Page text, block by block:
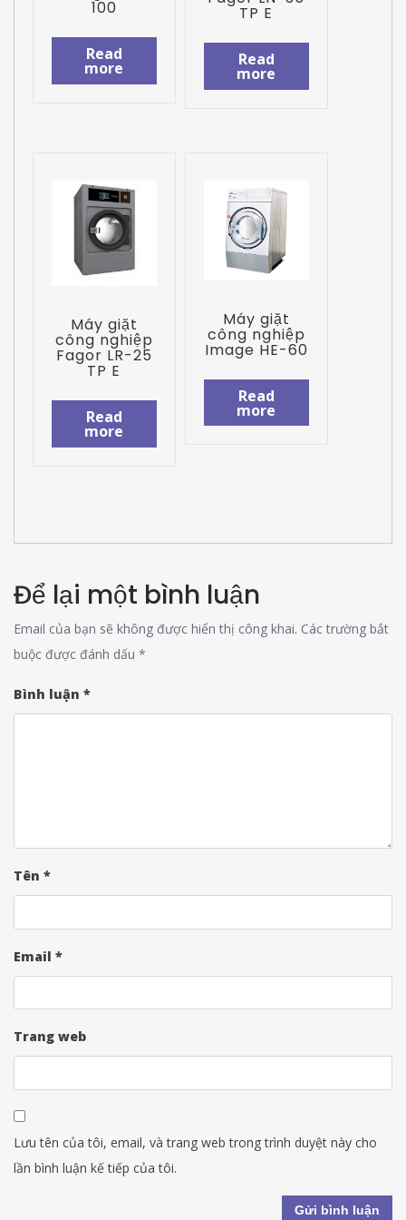
100
Read
more
TP E
Read
more
Máy giặt
công nghiệp
Fagor LR-25
TP E
Read
more
Máy giặt
công nghiệp
Image HE-60
Read
more
Để lại một bình luận
Email của bạn sẽ không được hiển thị công khai. Các trường bắt
buộc được đánh dấu *
Bình luận *
Tên *
Email *
Trang web
Lưu tên của tôi, email, và trang web trong trình duyệt này cho
lần bình luận kế tiếp của tôi.